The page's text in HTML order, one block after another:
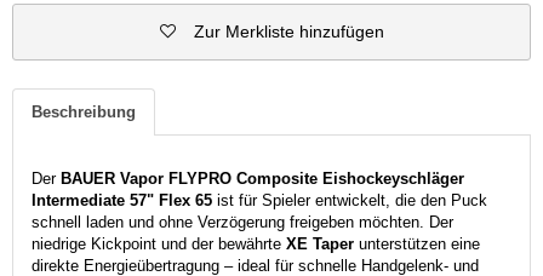
Zur Merkliste hinzufügen
Beschreibung
Der BAUER Vapor FLYPRO Composite Eishockeyschläger
Intermediate 57" Flex 65 ist für Spieler entwickelt, die den Puck
schnell laden und ohne Verzögerung freigeben möchten. Der
niedrige Kickpoint und der bewährte XE Taper unterstützen eine
direkte Energieübertragung – ideal für schnelle Handgelenk- und